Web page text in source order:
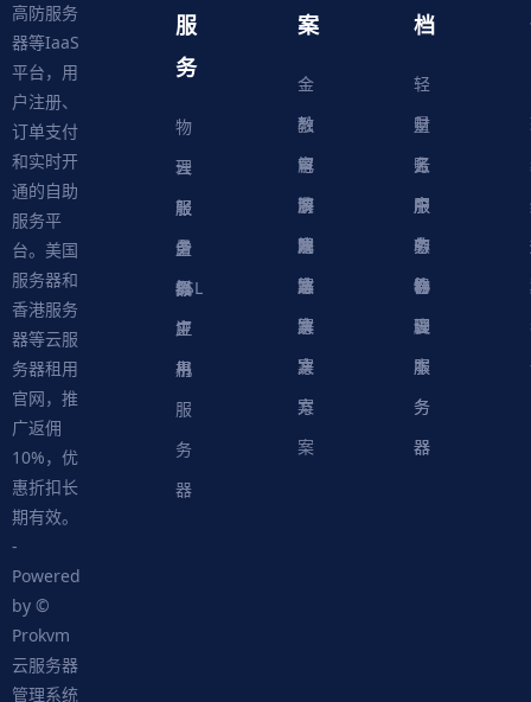
高防服务
器等IaaS
平台，用
户注册、
订单支付
和实时开
通的自助
服务平
台。美国
服务器和
香港服务
器等云服
务器租用
官网，推
广返佣
10%，优
惠折扣长
期有效。
-
Powered
by ©
Prokvm
云服务器
管理系统
服
务
物
理
服
务
器
云
服
务
器
轻
量
级
应
用
服
务
器
虚
拟
主
机
SSL
证
书
案
金
融
解
决
方
案
教
育
解
决
方
案
电
商
解
决
方
案
游
戏
解
决
方
案
网
站
解
决
方
案
档
轻
量
云
服
务
器
财
务
中
心
账
户
中
心
服
务
协
议
软
件
脚
本
物
理
服
务
器
云
服
务
器